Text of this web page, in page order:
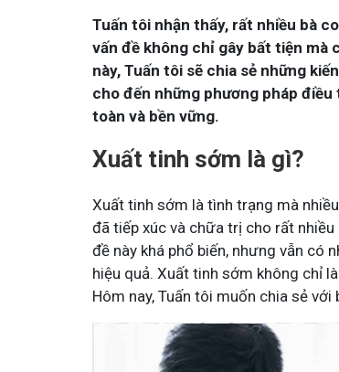
Tuấn tôi nhận thấy, rất nhiều bà
vấn đề không chỉ gây bất tiện mà
này, Tuấn tôi sẽ chia sẻ những
cho đến những phương pháp
toàn và bền vững.
Xuất tinh sớm là gì?
Xuất tinh sớm là tình trạng mà
đã tiếp xúc và chữa trị cho rất nhiều
đề này khá phổ biến, nhưng vẫn có
hiệu quả. Xuất tinh sớm không chỉ
Hôm nay, Tuấn tôi muốn chia sẻ